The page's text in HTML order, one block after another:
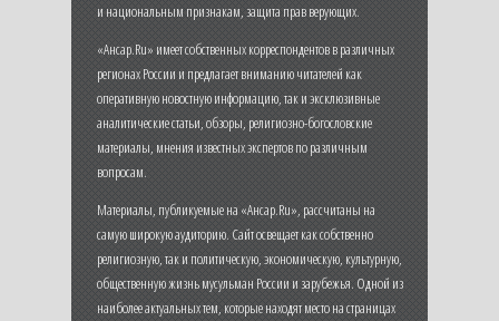
и национальным признакам, защита прав верующих.
«Ансар.Ru» имеет собственных корреспондентов в различных
регионах России и предлагает вниманию читателей как
оперативную новостную информацию, так и эксклюзивные
аналитические статьи, обзоры, религиозно-богословские
материалы, мнения известных экспертов по различным
вопросам.
Материалы, публикуемые на «Ансар.Ru», рассчитаны на
самую широкую аудиторию. Сайт освещает как собственно
религиозную, так и политическую, экономическую, культурную,
общественную жизнь мусульман России и зарубежья. Одной из
наиболее актуальных тем, которые находят место на страницах